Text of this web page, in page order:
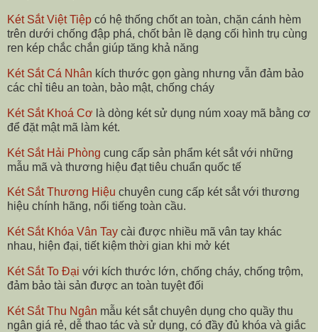
Két Sắt Việt Tiệp có hệ thống chốt an toàn, chặn cánh hèm
trên dưới chống đập phá, chốt bản lề dạng cối hình trụ cùng
ren kép chắc chắn giúp tăng khả năng
Két Sắt Cá Nhân kích thước gọn gàng nhưng vẫn đảm bảo
các chỉ tiêu an toàn, bảo mật, chống cháy
Két Sắt Khoá Cơ là dòng két sử dụng núm xoay mã bằng cơ
để đặt mật mã làm két.
Két Sắt Hải Phòng cung cấp sản phẩm két sắt với những
mẫu mã và thương hiệu đạt tiêu chuẩn quốc tế
Két Sắt Thương Hiệu chuyên cung cấp két sắt với thương
hiệu chính hãng, nổi tiếng toàn cầu.
Két Sắt Khóa Vân Tay cài được nhiều mã vân tay khác
nhau, hiện đại, tiết kiệm thời gian khi mở két
Két Sắt To Đại với kích thước lớn, chống cháy, chống trộm,
đảm bảo tài sản được an toàn tuyệt đối
Két Sắt Thu Ngân mẫu két sắt chuyên dụng cho quầy thu
ngân giá rẻ, dễ thao tác và sử dụng, có đầy đủ khóa và giắc